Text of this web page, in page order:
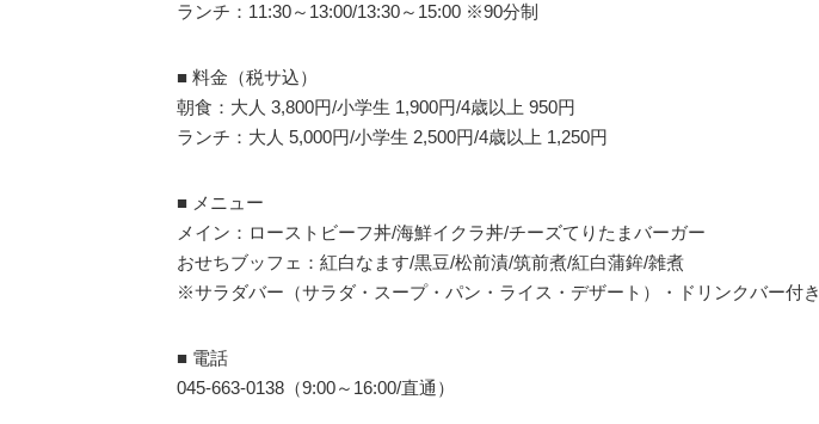
ランチ：11:30～13:00/13:30～15:00 ※90分制
■ 料金（税サ込）
朝食：大人 3,800円/小学生 1,900円/4歳以上 950円
ランチ：大人 5,000円/小学生 2,500円/4歳以上 1,250円
■ メニュー
メイン：ローストビーフ丼/海鮮イクラ丼/チーズてりたまバーガー
おせちブッフェ：紅白なます/黒豆/松前漬/筑前煮/紅白蒲鉾/雑煮
※サラダバー（サラダ・スープ・パン・ライス・デザート）・ドリンクバー付き
■ 電話
045-663-0138（9:00～16:00/直通）